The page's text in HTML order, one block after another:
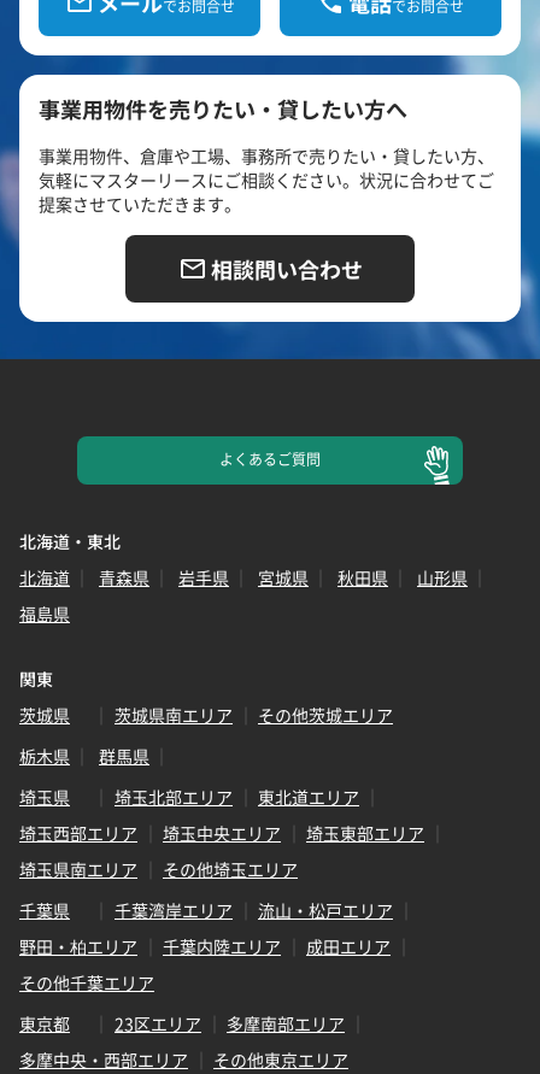
でお問合せ でお問合せ
事業用物件を売りたい・貸したい方へ
事業用物件、倉庫や工場、事務所で売りたい・貸したい方、
気軽にマスターリースにご相談ください。状況に合わせてご
提案させていただきます。
相談問い合わせ
よくあるご質問
北海道・東北
北海道
青森県 岩手県 宮城県 秋田県
山形県
福島県
関東
茨城県
茨城県南エリア
その他茨城エリア
栃木県
群馬県
埼玉県
埼玉北部エリア
東北道エリア
埼玉西部エリア
埼玉中央エリア
埼玉東部エリア
埼玉県南エリア
その他埼玉エリア
千葉県
千葉湾岸エリア
流山・松戸エリア
野田・柏エリア
千葉内陸エリア
成田エリア
その他千葉エリア
東京都
23区エリア
多摩南部エリア
多摩中央・西部エリア
その他東京エリア